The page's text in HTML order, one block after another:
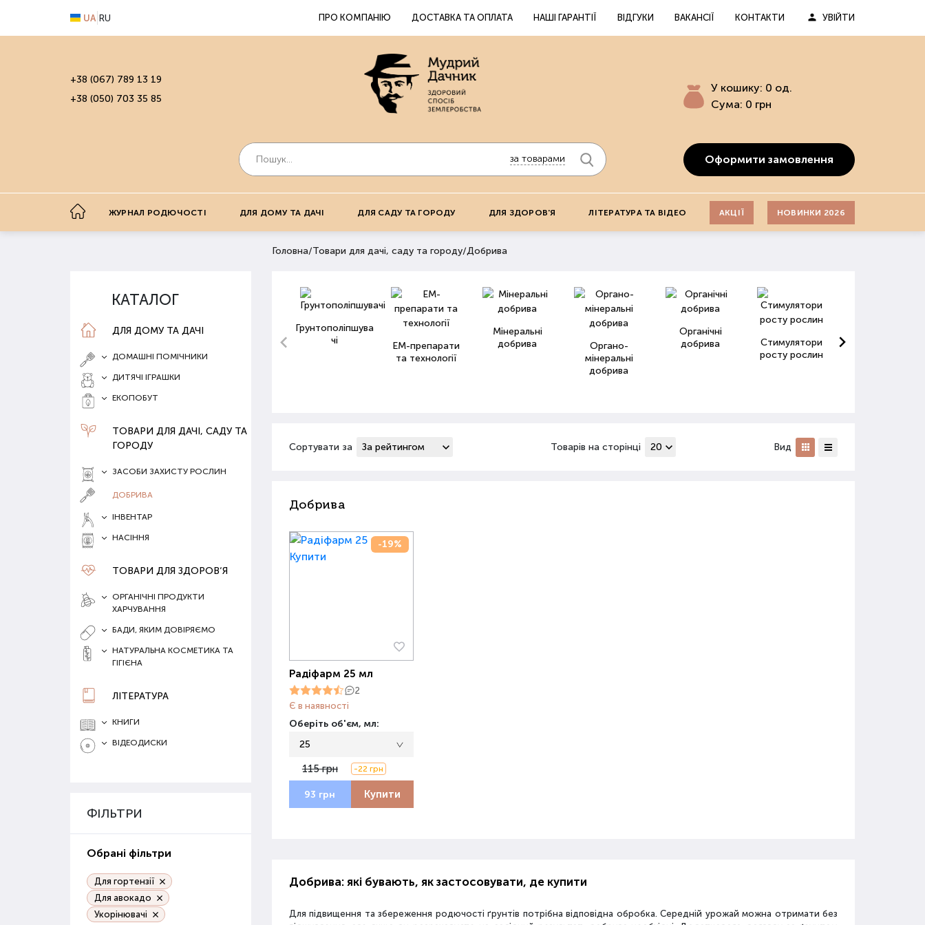
UA RU ПРО КОМПАНІЮ ДОСТАВКА ТА ОПЛАТА НАШІ ГАРАНТІЇ ВІДГУКИ ВАКАНСІЇ КОНТАКТИ УВІЙТИ
+38 (067) 789 13 19
+38 (050) 703 35 85
за товарами
У кошику: 0 од.
Сума: 0 грн
Оформити замовлення
ЖУРНАЛ РОДЮЧОСТІ ДЛЯ ДОМУ ТА ДАЧІ ДЛЯ САДУ ТА ГОРОДУ ДЛЯ ЗДОРОВ'Я ЛІТЕРАТУРА ТА ВІДЕО АКЦІЇ НОВИНКИ 2026
КАТАЛОГ
ДЛЯ ДОМУ ТА ДАЧІ
ДОМАШНІ ПОМІЧНИКИ
ДИТЯЧІ ІГРАШКИ
ЕКОПОБУТ
ТОВАРИ ДЛЯ ДАЧІ, САДУ ТА
ГОРОДУ
ЗАСОБИ ЗАХИСТУ РОСЛИН
ДОБРИВА
ІНВЕНТАР
НАСІННЯ
ТОВАРИ ДЛЯ ЗДОРОВ‘Я
ОРГАНІЧНІ ПРОДУКТИ
ХАРЧУВАННЯ
БАДИ, ЯКИМ ДОВІРЯЄМО
НАТУРАЛЬНА КОСМЕТИКА ТА
ГІГІЄНА
ЛІТЕРАТУРА
КНИГИ
ВІДЕОДИСКИ
ФІЛЬТРИ
Обрані фільтри
Для гортензії
Для авокадо
Укорінювачі
Головна/Товари для дачі, саду та городу/Добрива
Грунтополіпшува
чі
ЕМ-препарати
та технології
Мінеральні
добрива
Органо-
мінеральні
добрива
Органічні
добрива
Стимулятори
росту рослин
Сортувати за Товарів на сторінці Вид
Добрива
-19%
Радіфарм 25 мл
2
Є в наявності
Оберіть об'єм, мл:
25
115 грн -22 грн
93 грн Купити
Добрива: які бувають, як застосовувати, де купити
Для підвищення та збереження родючості ґрунтів потрібна відповідна обробка. Середній урожай можна отримати без